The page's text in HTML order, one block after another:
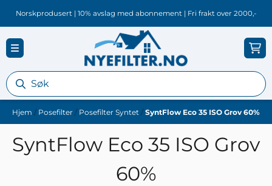
Hopp til innhold
Norskprodusert | 10% avslag med abonnement | Fri frakt over 2000,-
Hjem / Posefilter / Posefilter Syntet / SyntFlow Eco 35 ISO Grov 60%
SyntFlow Eco 35 ISO Grov
60%